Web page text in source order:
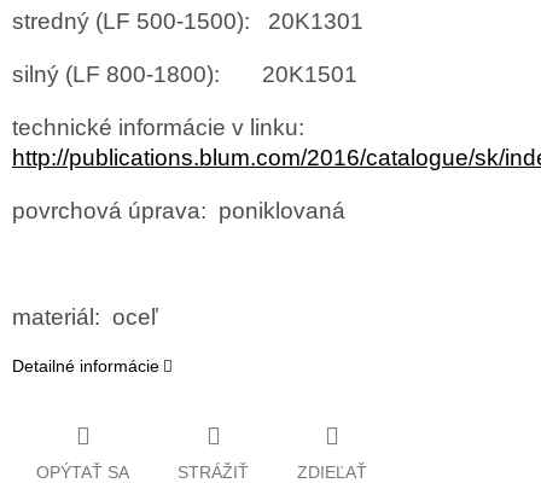
stredný (LF 500-1500): 20K1301
silný (LF 800-1800): 20K1501
technické informácie v linku:
http://publications.blum.com/2016/catalogue/sk/
povrchová úprava: poniklovaná
materiál: oceľ
Detailné informácie
OPÝTAŤ SA STRÁŽIŤ ZDIEĽAŤ